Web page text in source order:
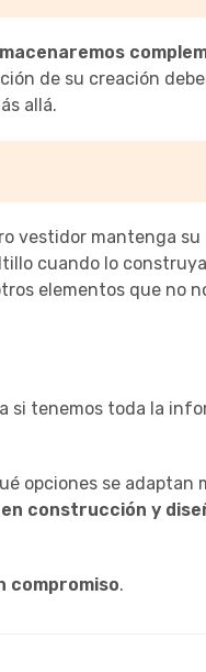
de su creación
allá.
vestidor mantenga
cuando lo
elementos que no
si tenemos toda la
opciones se adaptan
construcción y
compromiso.